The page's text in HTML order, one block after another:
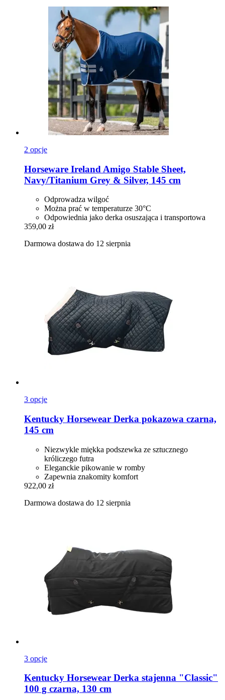
2 opcje
Horseware Ireland Amigo Stable Sheet,
Navy/Titanium Grey & Silver, 145 cm
Odprowadza wilgoć
Można prać w temperaturze 30°C
Odpowiednia jako derka osuszająca i transportowa
359,00 zł
Darmowa dostawa do 12 sierpnia
3 opcje
Kentucky Horsewear Derka pokazowa czarna,
145 cm
Niezwykle miękka podszewka ze sztucznego
króliczego futra
Eleganckie pikowanie w romby
Zapewnia znakomity komfort
922,00 zł
Darmowa dostawa do 12 sierpnia
3 opcje
Kentucky Horsewear Derka stajenna "Classic"
100 g czarna, 130 cm